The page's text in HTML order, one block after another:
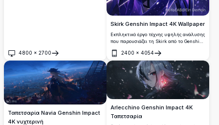
4800 × 2700
Άνοιγμα
Skirk Genshin Impact 4K Wallpaper
Εκπληκτικό έργο τέχνης υψηλής ανάλυσης
που παρουσιάζει τη Skirk από το Genshin
μυστικιστικός χαρακτήρας κρατά μια
λαμπερή σφαίρα ενάντια σε ένα αστρικό
κοσμικό φόντο, αναδεικνύοντας όμορφη
τέχνη σε στιλ anime με κυματιστά μαλλιά
και μαγική ατμόσφαιρα ιδανική για
οποιαδήποτε οθόνη.
2400 × 4054
Άνοιγμα
Ταπετσαρία Navia Genshin Impact
4K νυχτερινή
Arlecchino Genshin Impact 4K
Ταπετσαρία